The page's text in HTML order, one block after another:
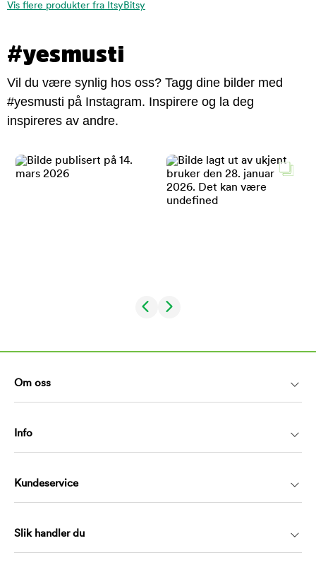
Vis flere produkter fra ItsyBitsy
#yesmusti
Vil du være synlig hos oss? Tagg dine bilder med
#yesmusti på Instagram. Inspirere og la deg
inspireres av andre.
Om oss
Info
Kundeservice
Slik handler du